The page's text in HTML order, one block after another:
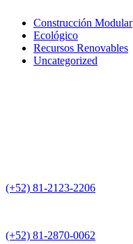
Construcción Modular
Ecológico
Recursos Renovables
Uncategorized
(+52) 81-2123-2206
(+52) 81-2870-0062